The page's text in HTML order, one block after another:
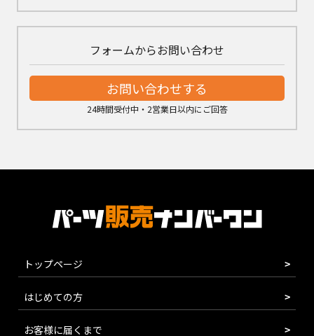
フォームからお問い合わせ
お問い合わせする
24時間受付中・2営業日以内にご回答
トップページ
はじめての方
お客様に届くまで